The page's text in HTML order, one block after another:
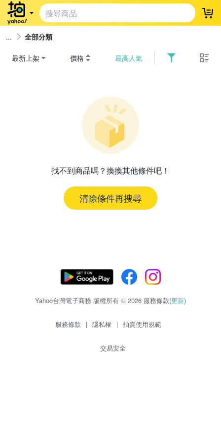
登
全部分類
最新上架 價格 最高人氣
找不到商品嗎？換換其他條件吧！
清除條件再搜尋
Yahoo台灣電子商務 版權所有 © 2026 服務條款(更新)
服務條款 | 隱私權 | 拍賣使用規範
交易安全